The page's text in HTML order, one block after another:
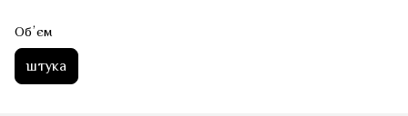
Обʼєм
штука